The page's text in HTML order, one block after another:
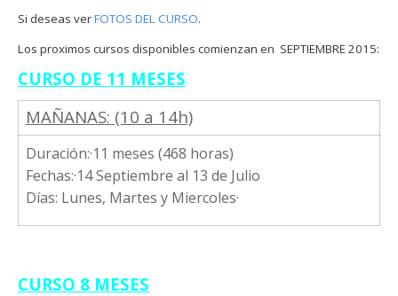
Si deseas verFOTOS DEL CURSO.
Los proximos cursos disponibles comienzan en SEPTIEMBRE 2015:
CURSO DE 11 MESES
MAÑANAS: (10 a 14h)
Duración:·11 meses (468 horas)
Fechas:·14 Septiembre al 13 de Julio
Días: Lunes, Martes y Miercoles·
CURSO 8 MESES